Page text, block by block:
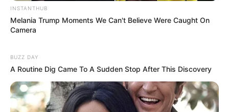
INSTANTHUB
Melania Trump Moments We Can't Believe Were Caught On
Camera
BUZZ DAY
A Routine Dig Came To A Sudden Stop After This Discovery